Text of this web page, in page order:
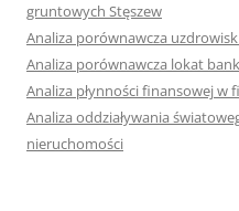
gruntowych Stęszew
Analiza porównawcza
Analiza porównawcza lokat
Analiza płynności finansowej w
Analiza oddziaływania
nieruchomości